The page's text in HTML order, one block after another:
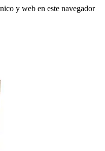
y web en este navegador